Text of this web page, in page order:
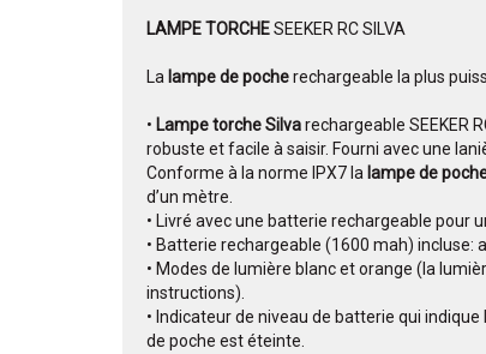
LAMPE TORCHESEEKER RC SILVA
La lampe de pocherechargeable la plus
• Lampe torche Silvarechargeable SEEKER
robuste et facile à saisir. Fourni avec une
Conforme à la norme IPX7 la lampe de
d’un mètre.
• Livré avec une batterie rechargeable pour
• Batterie rechargeable (1600 mah) incluse:
• Modes de lumière blanc et orange (la
instructions).
• Indicateur de niveau de batterie qui
de poche est éteinte.